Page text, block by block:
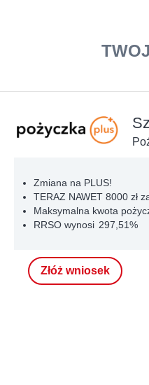
Zmiana na PLUS!
TERAZ NAWET 8000 zł
Maksymalna kwota
RRSO wynosi 297,51%
Złóż wniosek